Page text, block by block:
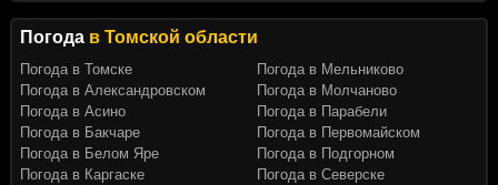
Погода в Томской области
Погода в Томске
Погода в Александровском
Погода в Асино
Погода в Бакчаре
Погода в Белом Яре
Погода в Каргаске
Погода в Мельниково
Погода в Молчаново
Погода в Парабели
Погода в Первомайском
Погода в Подгорном
Погода в Северске